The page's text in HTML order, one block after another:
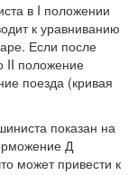
в I положении
к уравниванию
Если после
II положение
поезда (кривая
показан на
Д
может привести к